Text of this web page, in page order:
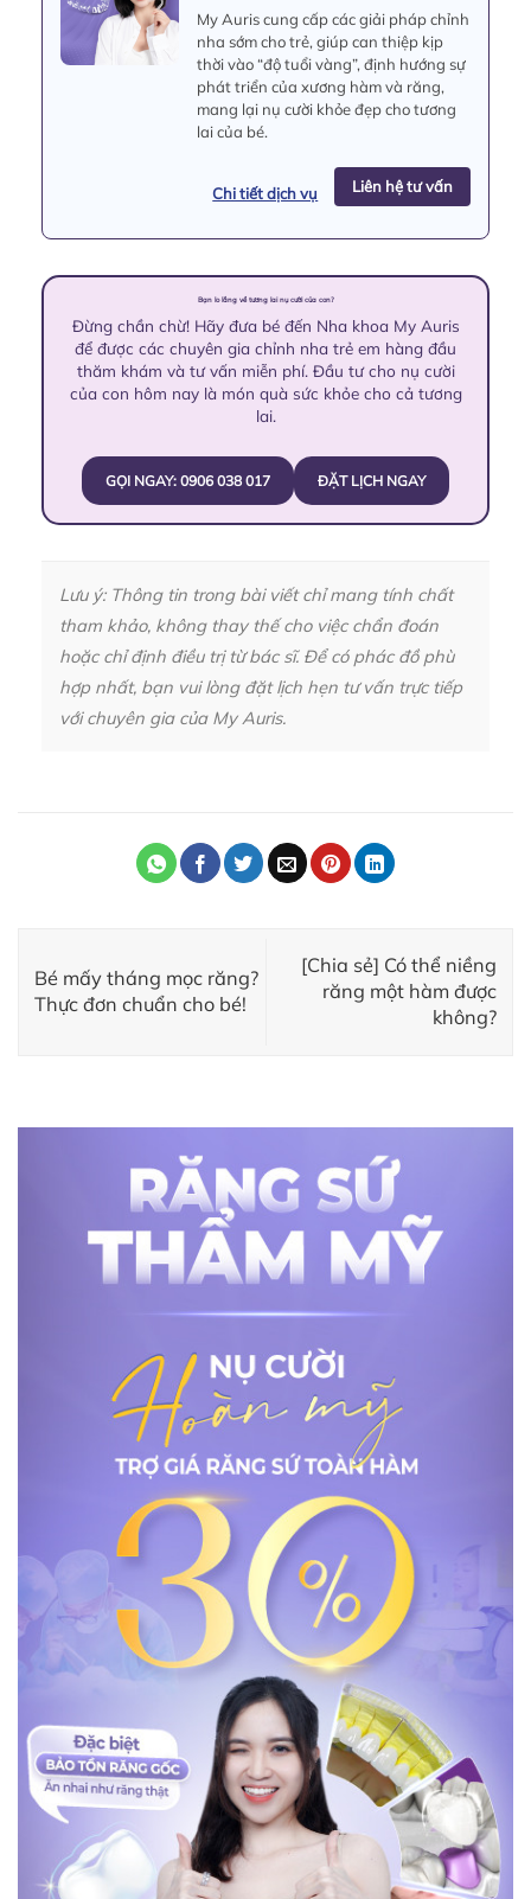
My Auris cung cấp các giải pháp chỉnh
nha sớm cho trẻ, giúp can thiệp kịp
thời vào “độ tuổi vàng”, định hướng sự
phát triển của xương hàm và răng,
mang lại nụ cười khỏe đẹp cho tương
lai của bé.
Chi tiết dịch vụ Liên hệ tư vấn
Bạn lo lắng về tương lai nụ cười của con?
Đừng chần chừ! Hãy đưa bé đến Nha khoa My Auris
để được các chuyên gia chỉnh nha trẻ em hàng đầu
thăm khám và tư vấn miễn phí. Đầu tư cho nụ cười
của con hôm nay là món quà sức khỏe cho cả tương
lai.
GỌI NGAY: 0906 038 017 ĐẶT LỊCH NGAY
Lưu ý: Thông tin trong bài viết chỉ mang tính chất
tham khảo, không thay thế cho việc chẩn đoán
hoặc chỉ định điều trị từ bác sĩ. Để có phác đồ phù
hợp nhất, bạn vui lòng đặt lịch hẹn tư vấn trực tiếp
với chuyên gia của My Auris.
Bé mấy tháng mọc răng?
Thực đơn chuẩn cho bé!
[Chia sẻ] Có thể niềng
răng một hàm được
không?